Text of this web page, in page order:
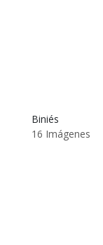
Biniés
16 Imágenes